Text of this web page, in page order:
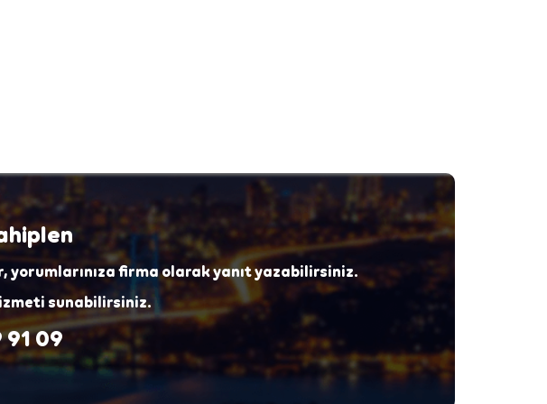
firma olarak yanıt yazabilirsiniz.
sunabilirsiniz.
91 09